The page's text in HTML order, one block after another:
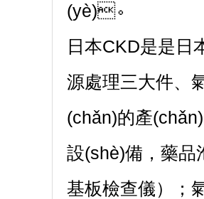
(yè)。
日本CKD是是日
源處理三大件、
(chǎn)的產
設(shè)備，
基板檢查儀）